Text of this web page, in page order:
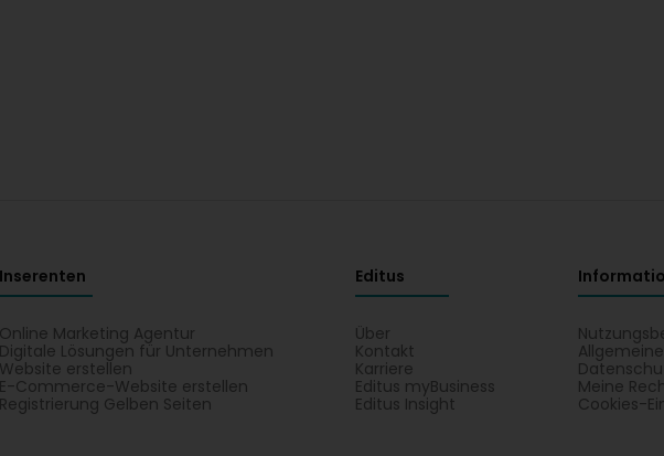
Inserenten
Online Marketing Agentur
Digitale Lösungen für Unternehmen
Website erstellen
E-Commerce-Website erstellen
Registrierung Gelben Seiten
Editus
Über
Kontakt
Karriere
Editus myBusiness
Editus Insight
Meine
Cookies-